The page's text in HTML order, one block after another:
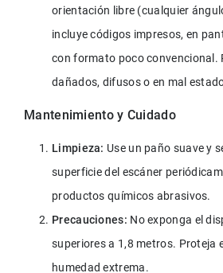
orientación libre (cualquier
incluye códigos impresos, en
con formato poco convencional.
dañados, difusos o en mal
Mantenimiento y Cuidado
Limpieza: Use un paño suave y
superficie del escáner
productos químicos abrasivos.
Precauciones: No exponga el
superiores a 1,8 metros. Proteja
humedad extrema.